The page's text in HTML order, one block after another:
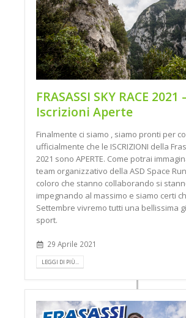
FRASASSI SKY RACE 2021
Iscrizioni Aperte
Finalmente ci siamo , siamo pronti per
ufficialmente che le ISCRIZIONI della
2021 sono APERTE. Come potrai
team organizzativo della ASD Space
coloro che stanno collaborando si
impegnando al massimo e siamo certi
Settembre vivremo tutti una bellissima
sport.
29 Aprile 2021
LEGGI DI PIÙ...